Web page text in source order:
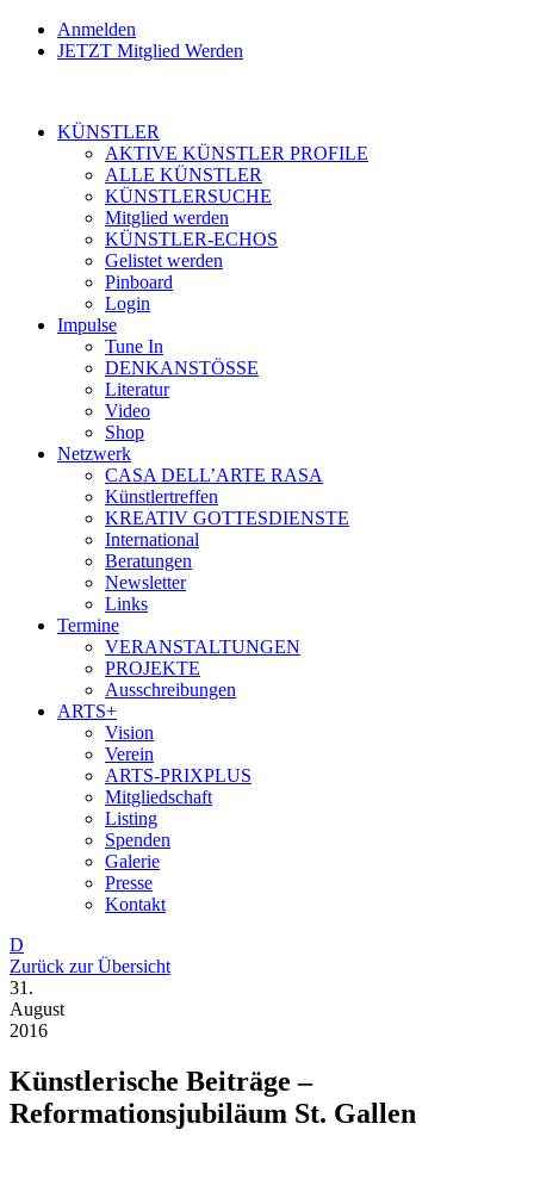
Anmelden
JETZT Mitglied Werden
KÜNSTLER
AKTIVE KÜNSTLER PROFILE
ALLE KÜNSTLER
KÜNSTLERSUCHE
Mitglied werden
KÜNSTLER-ECHOS
Gelistet werden
Pinboard
Login
Impulse
Tune In
DENKANSTÖSSE
Literatur
Video
Shop
Netzwerk
CASA DELL’ARTE RASA
Künstlertreffen
KREATIV GOTTESDIENSTE
International
Beratungen
Newsletter
Links
Termine
VERANSTALTUNGEN
PROJEKTE
Ausschreibungen
ARTS+
Vision
Verein
ARTS-PRIXPLUS
Mitgliedschaft
Listing
Spenden
Galerie
Presse
Kontakt
D
Zurück zur Übersicht
31.
August
2016
Künstlerische Beiträge –
Reformationsjubiläum St. Gallen